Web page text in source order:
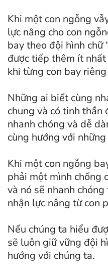
Khi một con ngỗng
lực nâng cho con
bay theo đội hình chữ
được tiếp thêm ít
khi từng con bay
Những ai biết cùng
chung và có tinh thần
nhanh chóng và dễ
cùng hướng với
Khi một con ngỗng
phải một mình chống
và nó sẽ nhanh
nhận lực nâng từ con
Nếu chúng ta hiểu
sẽ luôn giữ vững đội
hướng với chúng ta.